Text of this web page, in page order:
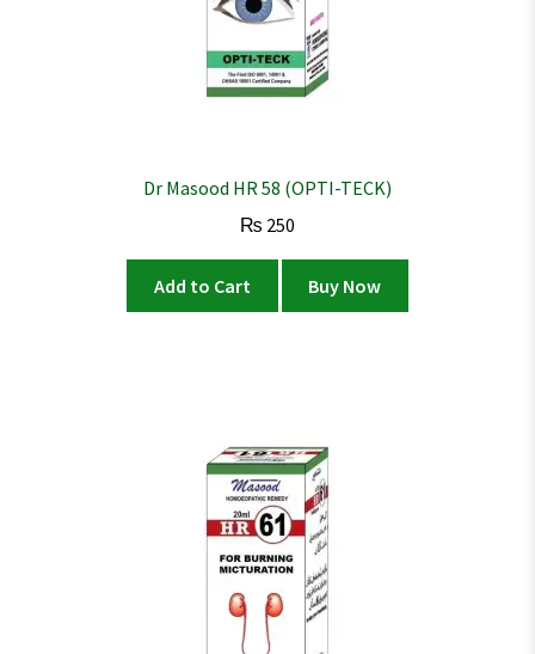
Dr Masood HR 58 (OPTI-TECK)
₨ 250
Add to Cart Buy Now